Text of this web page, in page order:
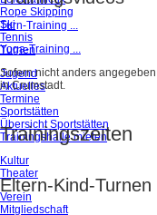
Rope Skipping
Ski
Tennis
Turnen
Jugend
Aktuelles
Termine
Sportstätten
Übersicht Sportstätten
Trainingshalle mieten
Kultur
Theater
Verein
Mitgliedschaft
Turn-Training ...
Yoga-Training ...
Sofern nicht anders
in Crumstadt.
Trainingszeiten
Eltern-Kind-